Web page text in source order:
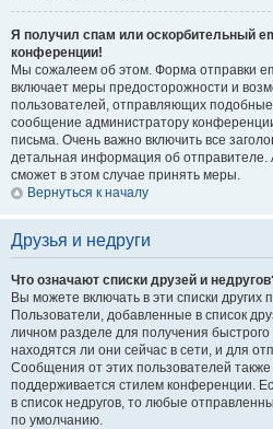
Я получил спам или оскорбительный
конференции!
Мы сожалеем об этом. Форма отправки
включает меры предосторожности и
пользователей, отправляющих
сообщение администратору
письма. Очень важно включить все
детальная информация об
сможет в этом случае принять меры.
Вернуться к началу
Друзья и недруги
Что означают списки друзей и
Вы можете включать в эти списки
Пользователи, добавленные в список
личном разделе для получения
находятся ли они сейчас в сети, и для
Сообщения от этих пользователей
поддерживается стилем конференции.
в список недругов, то любые
по умолчанию.